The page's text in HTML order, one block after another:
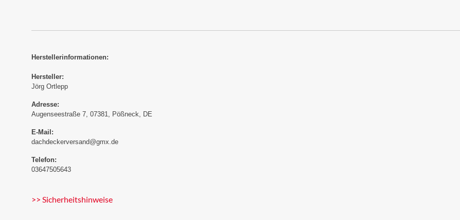
Herstellerinformationen:
Hersteller:
Jörg Ortlepp
Adresse:
Augenseestraße 7, 07381, Pößneck, DE
E-Mail:
dachdeckerversand@gmx.de
Telefon:
03647505643
>> Sicherheitshinweise